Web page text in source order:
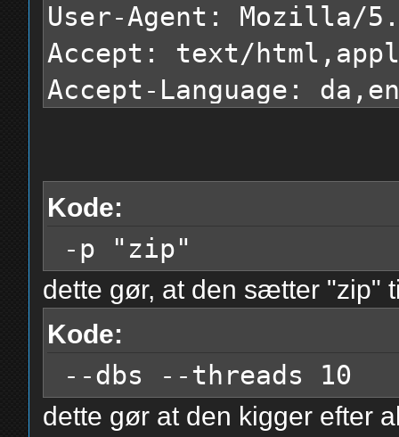
User-Agent: Mozilla/
Accept: text/
Accept-Language:
Content-Length: 172
Referer: http://
Cookie:
DNT: 1
Connection: keep-
Upgrade-Insecure-
Kode:
-p "zip"
dette gør, at den sætter "zip"
Kode:
--dbs --threads 10
dette gør at den kigger efter